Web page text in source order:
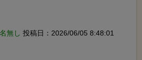
無し 投稿日：2026/06/05 8:48:01